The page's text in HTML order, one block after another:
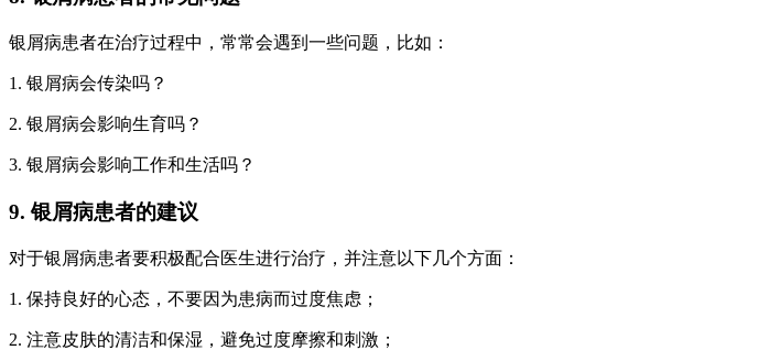
银屑病患者在治疗过程中，常常会遇到一些问题，比如：
1. 银屑病会传染吗？
2. 银屑病会影响生育吗？
3. 银屑病会影响工作和生活吗？
9. 银屑病患者的建议
对于银屑病患者要积极配合医生进行治疗，并注意以下几个方面：
1. 保持良好的心态，不要因为患病而过度焦虑；
2. 注意皮肤的清洁和保湿，避免过度摩擦和刺激；